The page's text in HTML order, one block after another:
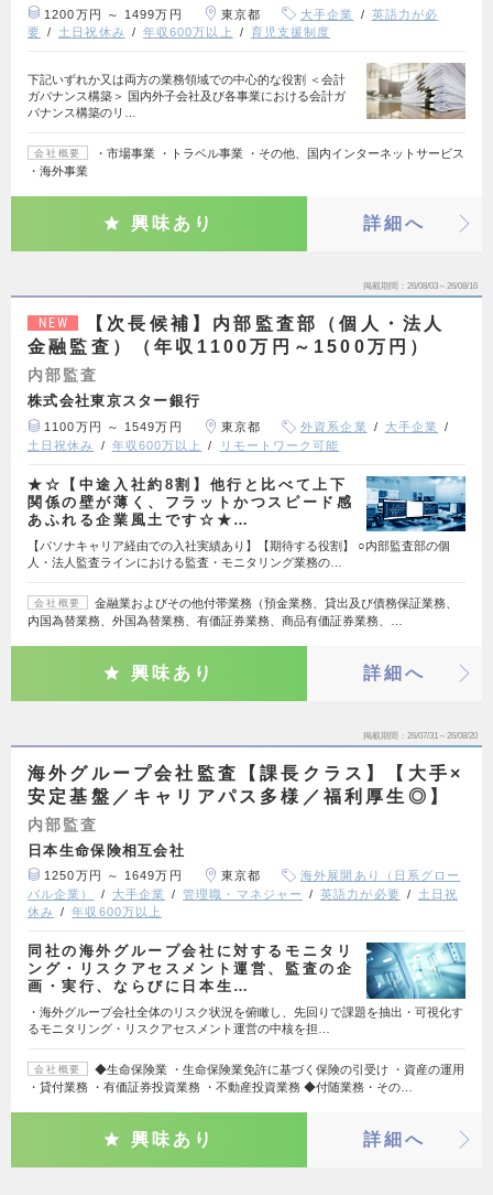
1200万円 ～ 1499万円 東京都 大手企業
英語力が必
要
土日祝休み 年収600万以上 育児支援制度
下記いずれか又は両方の業務領域での中心的な役割 ＜会計
ガバナンス構築＞ 国内外子会社及び各事業における会計ガ
バナンス構築のリ…
会社概要
・市場事業 ・トラベル事業 ・その他、国内インターネットサービス
・海外事業
興味あり 詳細へ
掲載期間 26/08/03～26/08/16
NEW
【次長候補】内部監査部（個人・法人
金融監査）（年収1100万円～1500万円）
内部監査
株式会社東京スター銀行
1100万円 ～ 1549万円 東京都 外資系企業
大手企業
土日祝休み
年収600万以上 リモートワーク可能
★☆【中途入社約8割】他行と比べて上下
関係の壁が薄く、フラットかつスピード感
あふれる企業風土です☆★…
【パソナキャリア経由での入社実績あり】【期待する役割】 ○内部監査部の個
人・法人監査ラインにおける監査・モニタリング業務の…
会社概要
金融業およびその他付帯業務（預金業務、貸出及び債務保証業務、
内国為替業務、外国為替業務、有価証券業務、商品有価証券業務、…
興味あり 詳細へ
掲載期間 26/07/31～26/08/20
海外グループ会社監査【課長クラス】【大手×
安定基盤／キャリアパス多様／福利厚生◎】
内部監査
日本生命保険相互会社
1250万円 ～ 1649万円 東京都
海外展開あり（日系グロー
バル企業）
大手企業 管理職・マネジャー 英語力が必要
土日祝
休み
年収600万以上
同社の海外グループ会社に対するモニタリ
ング・リスクアセスメント運営、監査の企
画・実行、ならびに日本生…
・海外グループ会社全体のリスク状況を俯瞰し、先回りで課題を抽出・可視化す
るモニタリング・リスクアセスメント運営の中核を担…
会社概要
◆生命保険業 ・生命保険業免許に基づく保険の引受け ・資産の運用
・貸付業務 ・有価証券投資業務 ・不動産投資業務 ◆付随業務・その…
興味あり 詳細へ